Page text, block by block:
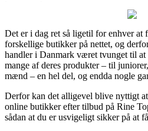
Det er i dag ret så ligetil for enhver at
forskellige butikker på nettet, og
handler i Danmark været tvunget til at
mange af deres produkter – til
mænd – en hel del, og endda nogle
Derfor kan det alligevel blive nyttigt
online butikker efter tilbud på Rine
sådan at du er usvigeligt sikker på at